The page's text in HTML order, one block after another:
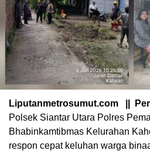
Liputanmetrosumut.com ||
Polsek Siantar Utara Polres
Bhabinkamtibmas Kelurahan
respon cepat keluhan warga